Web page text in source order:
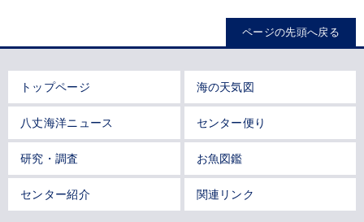
ページの先頭へ戻る
トップページ 海の天気図
八丈海洋ニュース センター便り
研究・調査 お魚図鑑
センター紹介 関連リンク